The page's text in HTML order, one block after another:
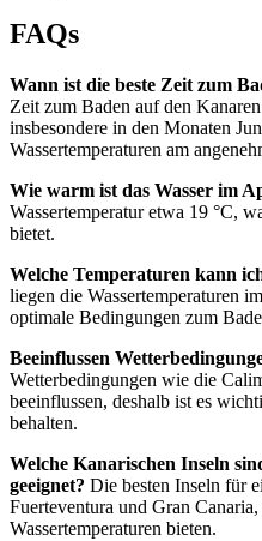
FAQs
Wann ist die beste Zeit zum
Zeit zum Baden auf den
insbesondere in den Monaten
Wassertemperaturen am
Wie warm ist das Wasser im
Wassertemperatur etwa 19 °C,
bietet.
Welche Temperaturen kann
liegen die Wassertemperaturen
optimale Bedingungen zum
Beeinflussen
Wetterbedingungen wie die
beeinflussen, deshalb ist es
behalten.
Welche Kanarischen Inseln
geeignet? Die besten Inseln für
Fuerteventura und Gran
Wassertemperaturen bieten.